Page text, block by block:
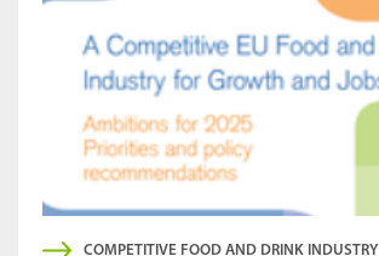
COMPETITIVE FOOD AND DRINK INDUSTRY